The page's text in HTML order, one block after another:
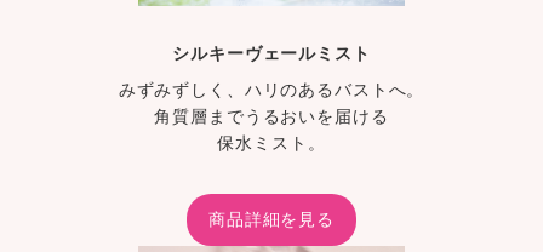
シルキーヴェールミスト
みずみずしく、ハリのあるバストへ。
角質層までうるおいを届ける
保水ミスト。
商品詳細を見る